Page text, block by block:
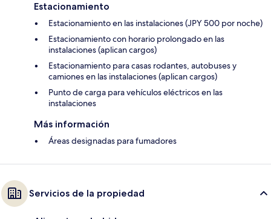
Estacionamiento
Estacionamiento en las instalaciones (JPY 500 por noche)
Estacionamiento con horario prolongado en las
instalaciones (aplican cargos)
Estacionamiento para casas rodantes, autobuses y
camiones en las instalaciones (aplican cargos)
Punto de carga para vehículos eléctricos en las
instalaciones
Más información
Áreas designadas para fumadores
Servicios de la propiedad